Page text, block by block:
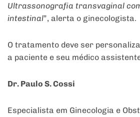
Ultrassonografia transvaginal
intestinal”, alerta o ginecologista.
O tratamento deve ser
a paciente e seu médico
Dr. Paulo S. Cossi
Especialista em Ginecologia e